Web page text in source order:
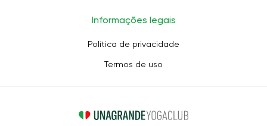
Informações legais
Política de privacidade
Termos de uso